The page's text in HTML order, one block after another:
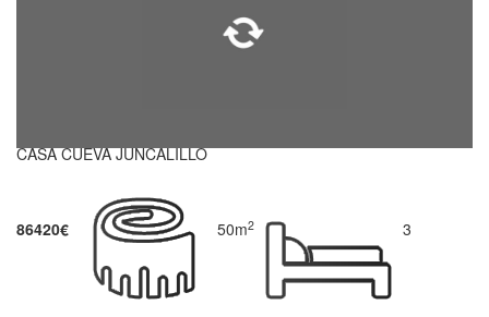
CASA CUEVA JUNCALILLO
86420€ 50m2 3